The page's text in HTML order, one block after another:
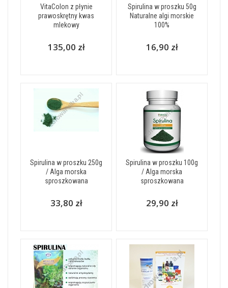
VitaColon z płynie
prawoskrętny kwas
mlekowy
135,00 zł
Spirulina w proszku 50g
Naturalne algi morskie
100%
16,90 zł
Spirulina w proszku 250g
/ Alga morska
sproszkowana
33,80 zł
Spirulina w proszku 100g
/ Alga morska
sproszkowana
29,90 zł